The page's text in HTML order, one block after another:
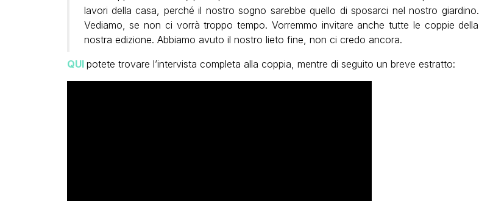
lavori della casa, perché il nostro sogno sarebbe quello di sposarci nel nostro giardino.
Vediamo, se non ci vorrà troppo tempo. Vorremmo invitare anche tutte le coppie della
nostra edizione. Abbiamo avuto il nostro lieto fine, non ci credo ancora.
QUI potete trovare l’intervista completa alla coppia, mentre di seguito un breve estratto: